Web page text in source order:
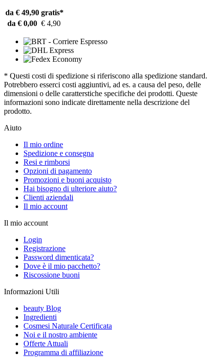
da € 49,90 gratis*
da € 0,00 € 4,90
* Questi costi di spedizione si riferiscono alla spedizione standard.
Potrebbero esserci costi aggiuntivi, ad es. a causa del peso, delle
dimensioni o delle caratterstiche specifiche dei prodotti. Queste
informazioni sono indicate direttamente nella descrizione del
prodotto.
Aiuto
Il mio ordine
Spedizione e consegna
Resi e rimborsi
Opzioni di pagamento
Promozioni e buoni acquisto
Hai bisogno di ulteriore aiuto?
Clienti aziendali
Il mio account
Il mio account
Login
Registrazione
Password dimenticata?
Dove è il mio pacchetto?
Riscossione buoni
Informazioni Utili
beauty Blog
Ingredienti
Cosmesi Naturale Certificata
Noi e il nostro ambiente
Offerte Attuali
Programma di affiliazione